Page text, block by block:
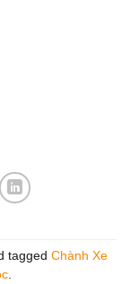
tagged Chành Xe